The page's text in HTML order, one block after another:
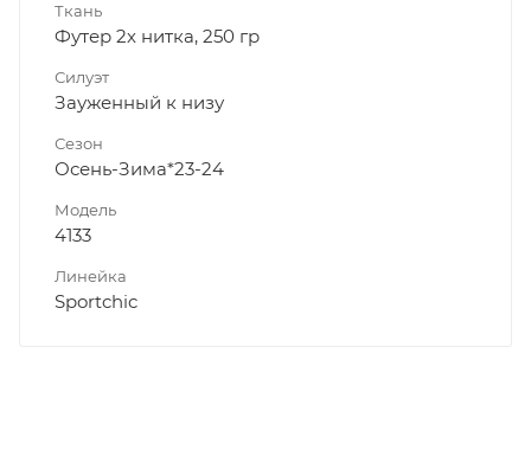
Ткань
Футер 2х нитка, 250 гр
Силуэт
Зауженный к низу
Сезон
Осень-Зима*23-24
Модель
4133
Линейка
Sportchic